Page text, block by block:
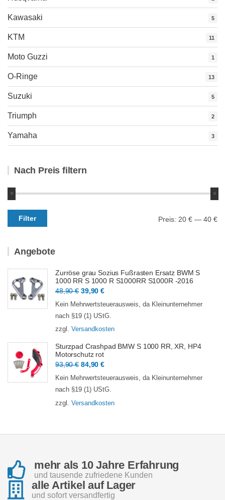
Kawasaki 5
KTM 11
Moto Guzzi 1
O-Ringe 13
Suzuki 5
Triumph 2
Yamaha 3
Nach Preis filtern
Min.
Preis
Max.
Preis
Filter Preis: 20 € — 40 €
Angebote
Zurröse grau Sozius Fußrasten Ersatz BWM S
1000 RR S 1000 R S1000RR S1000R -2016
48,90€ Ursprünglicher
Preis
war:
48,90 €
39,90€Aktueller
Preis
ist:
39,90 €.
Kein Mehrwertsteuerausweis, da Kleinunternehmer
nach §19 (1) UStG.
zzgl. Versandkosten
Sturzpad Crashpad BMW S 1000 RR, XR, HP4
Motorschutz rot
93,90€ Ursprünglicher
Preis
war:
93,90 €
84,90€Aktueller
Preis
ist:
84,90 €.
Kein Mehrwertsteuerausweis, da Kleinunternehmer
nach §19 (1) UStG.
zzgl. Versandkosten
mehr als 10 Jahre Erfahrung
und tausende zufriedene Kunden
alle Artikel auf Lager
und sofort versandfertig